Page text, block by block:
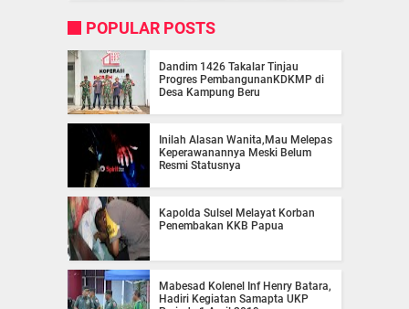
POPULAR POSTS
Dandim 1426 Takalar Tinjau
Progres PembangunanKDKMP di
Desa Kampung Beru
Inilah Alasan Wanita,Mau Melepas
Keperawanannya Meski Belum
Resmi Statusnya
Kapolda Sulsel Melayat Korban
Penembakan KKB Papua
Mabesad Kolenel Inf Henry Batara,
Hadiri Kegiatan Samapta UKP